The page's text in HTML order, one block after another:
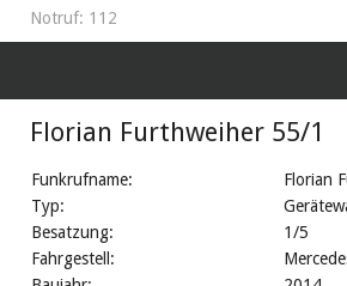
Notruf: 112
Florian Furthweiher 55/1
Funkrufname:
Florian
Typ:
Besatzung:
1/5
Fahrgestell: